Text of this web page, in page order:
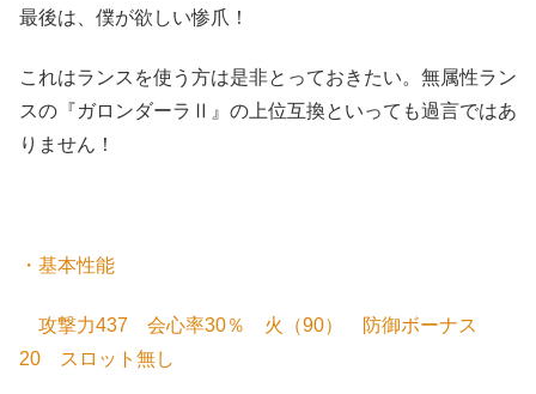
最後は、僕が欲しい惨爪！
これはランスを使う方は是非とっておきたい。無属性ラン
スの『ガロンダーラⅡ』の上位互換といっても過言ではあ
りません！
・基本性能
攻撃力437 会心率30％ 火（90） 防御ボーナス
20 スロット無し